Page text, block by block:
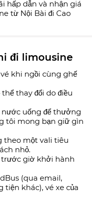
hấp dẫn và nhận giá
từ Nội Bài đi Cao
đi limousine
khi ngồi cùng ghế
thay đổi do điều
uống để thưởng
tôi mong bạn giữ gìn
theo một vali tiêu
nhỏ.
trước giờ khởi hành
(qua email,
tiện khác), vé xe của